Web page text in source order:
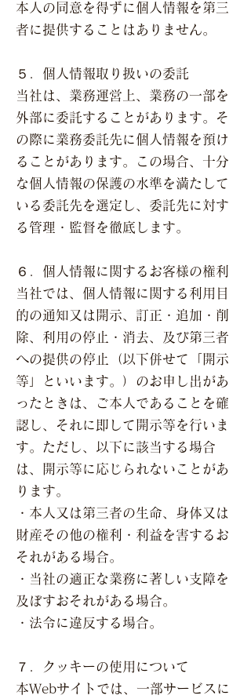
本人の同意を得ずに個人情報を第三
者に提供することはありません。
５．個人情報取り扱いの委託
当社は、業務運営上、業務の一部を
外部に委託することがあります。そ
の際に業務委託先に個人情報を預け
ることがあります。この場合、十分
な個人情報の保護の水準を満たして
いる委託先を選定し、委託先に対す
る管理・監督を徹底します。
６．個人情報に関するお客様の権利
当社では、個人情報に関する利用目
的の通知又は開示、訂正・追加・削
除、利用の停止・消去、及び第三者
への提供の停止（以下併せて「開示
等」といいます。）のお申し出があ
ったときは、ご本人であることを確
認し、それに即して開示等を行いま
す。ただし、以下に該当する場合
は、開示等に応じられないことがあ
ります。
・本人又は第三者の生命、身体又は
財産その他の権利・利益を害するお
それがある場合。
・当社の適正な業務に著しい支障を
及ぼすおそれがある場合。
・法令に違反する場合。
７．クッキーの使用について
本Webサイトでは、一部サービスに